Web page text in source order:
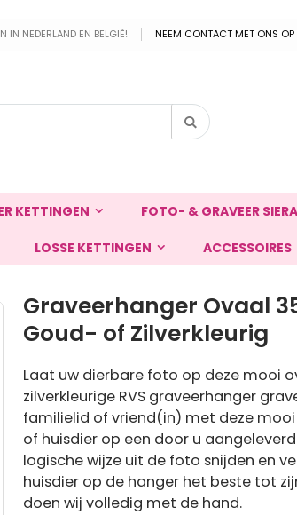
IN NEDERLAND EN BELGIË! NEEM CONTACT MET ONS OP
Zoek
KETTINGEN FOTO- & GRAVEER
LOSSE KETTINGEN ACCESSOIRES
Graveerhanger Ovaal
Goud- of Zilverkleurig
Laat uw dierbare foto op deze mooi
zilverkleurige RVS graveerhanger
familielid of vriend(in) met deze
of huisdier op een door u
logische wijze uit de foto snijden en
huisdier op de hanger het beste tot
doen wij volledig met de hand.